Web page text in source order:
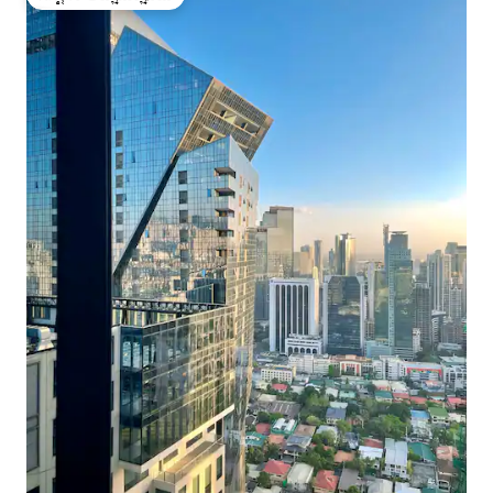
ಗೆಸ್ಟ್‌ಗಳ ಅಚ್ಚುಮೆಚ್ಚಿನದು